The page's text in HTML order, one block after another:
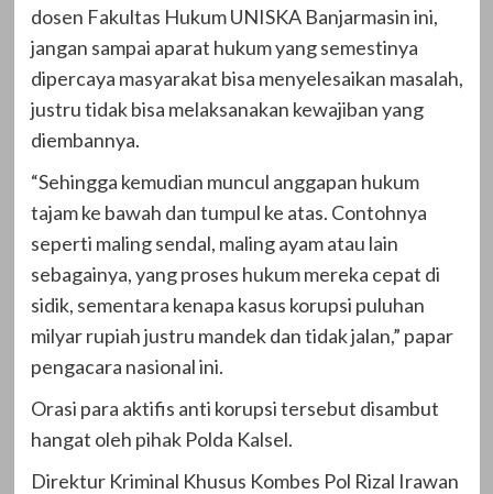
dosen Fakultas Hukum UNISKA Banjarmasin ini,
jangan sampai aparat hukum yang semestinya
dipercaya masyarakat bisa menyelesaikan masalah,
justru tidak bisa melaksanakan kewajiban yang
diembannya.
“Sehingga kemudian muncul anggapan hukum
tajam ke bawah dan tumpul ke atas. Contohnya
seperti maling sendal, maling ayam atau lain
sebagainya, yang proses hukum mereka cepat di
sidik, sementara kenapa kasus korupsi puluhan
milyar rupiah justru mandek dan tidak jalan,” papar
pengacara nasional ini.
Orasi para aktifis anti korupsi tersebut disambut
hangat oleh pihak Polda Kalsel.
Direktur Kriminal Khusus Kombes Pol Rizal Irawan